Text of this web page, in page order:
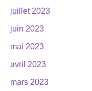
juillet 2023
juin 2023
mai 2023
avril 2023
mars 2023